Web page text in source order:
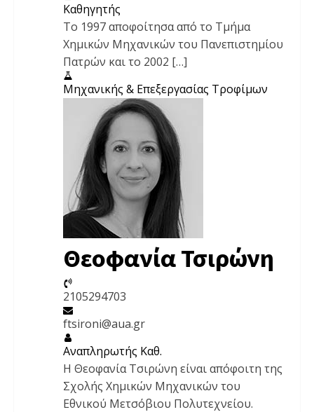
Καθηγητής
Το 1997 αποφοίτησα από το Τμήμα
Χημικών Μηχανικών του Πανεπιστημίου
Πατρών και το 2002 […]
Μηχανικής & Επεξεργασίας Τροφίμων
Θεοφανία Τσιρώνη
2105294703
ftsironi@aua.gr
Αναπληρωτής Καθ.
Η Θεοφανία Τσιρώνη είναι απόφοιτη της
Σχολής Χημικών Μηχανικών του
Εθνικού Μετσόβιου Πολυτεχνείου.